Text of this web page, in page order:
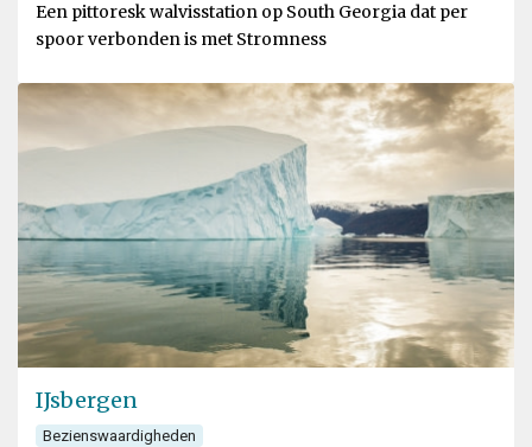
Een pittoresk walvisstation op South Georgia dat per
spoor verbonden is met Stromness
IJsbergen
Bezienswaardigheden